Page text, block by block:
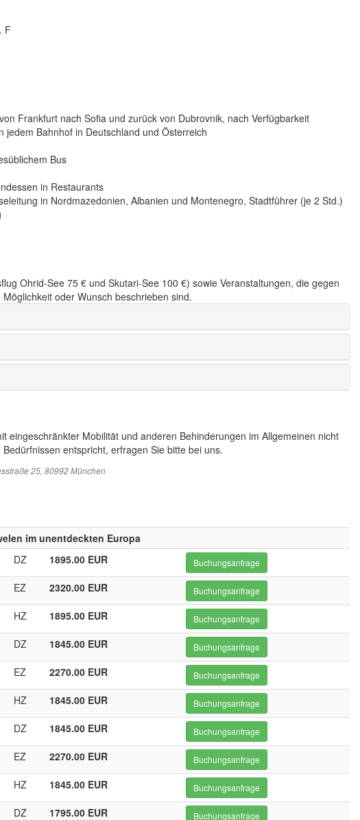
F
Frankfurt nach Sofia und zurück von Dubrovnik, nach Verfügbarkeit
Bahnhof in Deutschland und Österreich
Bus
in Restaurants
in Nordmazedonien, Albanien und Montenegro, Stadtführer (je 2 Std.)
Ohrid-See 75 € und Skutari-See 100 €) sowie Veranstaltungen, die gegen
oder Wunsch beschrieben sind.
eingeschränkter Mobilität und anderen Behinderungen im Allgemeinen nicht
entspricht, erfragen Sie bitte bei uns.
25, 80992 München
im unentdeckten Europa
DZ 1895.00 EUR Buchungsanfrage
EZ 2320.00 EUR Buchungsanfrage
HZ 1895.00 EUR Buchungsanfrage
DZ 1845.00 EUR Buchungsanfrage
EZ 2270.00 EUR Buchungsanfrage
HZ 1845.00 EUR Buchungsanfrage
DZ 1845.00 EUR Buchungsanfrage
EZ 2270.00 EUR Buchungsanfrage
HZ 1845.00 EUR Buchungsanfrage
DZ 1795.00 EUR Buchungsanfrage